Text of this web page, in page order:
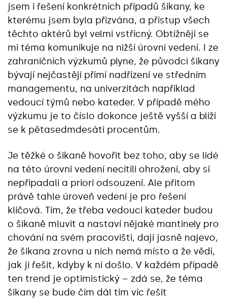
jsem i řešení konkrétních případů šikany, ke
kterému jsem byla přizvána, a přístup všech
těchto aktérů byl velmi vstřícný. Obtížněji se
mi téma komunikuje na nižší úrovni vedení. I ze
zahraničních výzkumů plyne, že původci šikany
bývají nejčastěji přímí nadřízení ve středním
managementu, na univerzitách například
vedoucí týmů nebo kateder. V případě mého
výzkumu je to číslo dokonce ještě vyšší a blíží
se k pětasedmdesáti procentům.
Je těžké o šikaně hovořit bez toho, aby se lidé
na této úrovni vedení necítili ohrožení, aby si
nepřipadali a priori odsouzení. Ale přitom
právě tahle úroveň vedení je pro řešení
klíčová. Tím, že třeba vedoucí kateder budou
o šikaně mluvit a nastaví nějaké mantinely pro
chování na svém pracovišti, dají jasně najevo,
že šikana zrovna u nich nemá místo a že vědí,
jak ji řešit, kdyby k ní došlo. V každém případě
ten trend je optimistický – zdá se, že téma
šikany se bude čím dál tím víc řešit